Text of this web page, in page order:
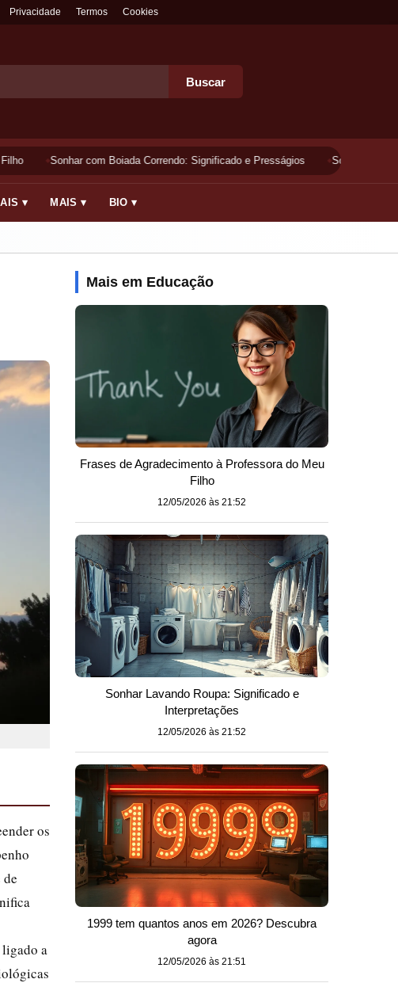
Privacidade Termos Cookies
Buscar
Sonhar com Boiada Correndo: Significado e Presságios Sonhar
▾ MAIS ▾ BIO ▾
os
a
Mais em Educação
Frases de Agradecimento à Professora do Meu
Filho
12/05/2026 às 21:52
Sonhar Lavando Roupa: Significado e
Interpretações
12/05/2026 às 21:52
1999 tem quantos anos em 2026? Descubra
agora
12/05/2026 às 21:51